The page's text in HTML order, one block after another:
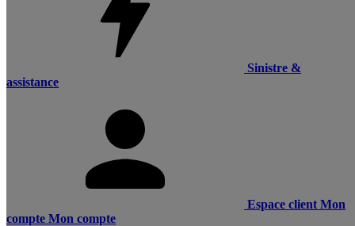
Sinistre &
assistance
Espace client Mon
compte Mon compte